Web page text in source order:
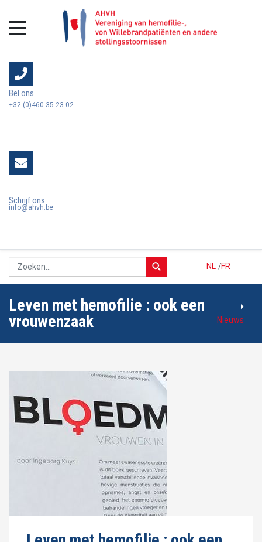
Bel ons
+32 (0)460 35 23 02
Schrijf ons
info@ahvh.be
NL FR
/
Leven met hemofilie : ook een
vrouwenzaak
Nieuws